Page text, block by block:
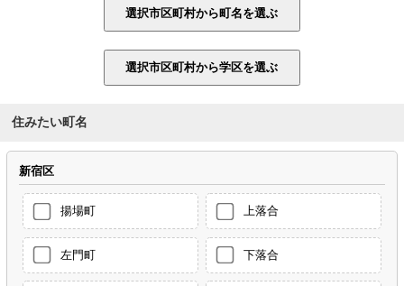
住みたい町名
新宿区
揚場町 上落合
左門町 下落合